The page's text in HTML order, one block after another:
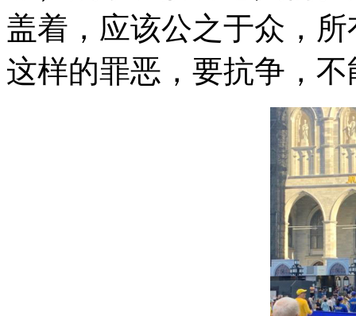
盖着，应该公之于众，
这样的罪恶，要抗争，